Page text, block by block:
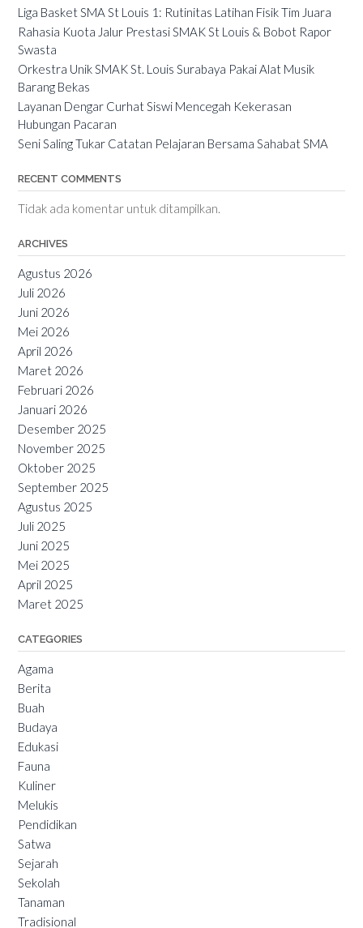
Liga Basket SMA St Louis 1: Rutinitas Latihan Fisik Tim Juara
Rahasia Kuota Jalur Prestasi SMAK St Louis & Bobot Rapor
Swasta
Orkestra Unik SMAK St. Louis Surabaya Pakai Alat Musik
Barang Bekas
Layanan Dengar Curhat Siswi Mencegah Kekerasan
Hubungan Pacaran
Seni Saling Tukar Catatan Pelajaran Bersama Sahabat SMA
RECENT COMMENTS
Tidak ada komentar untuk ditampilkan.
ARCHIVES
Agustus 2026
Juli 2026
Juni 2026
Mei 2026
April 2026
Maret 2026
Februari 2026
Januari 2026
Desember 2025
November 2025
Oktober 2025
September 2025
Agustus 2025
Juli 2025
Juni 2025
Mei 2025
April 2025
Maret 2025
CATEGORIES
Agama
Berita
Buah
Budaya
Edukasi
Fauna
Kuliner
Melukis
Pendidikan
Satwa
Sejarah
Sekolah
Tanaman
Tradisional